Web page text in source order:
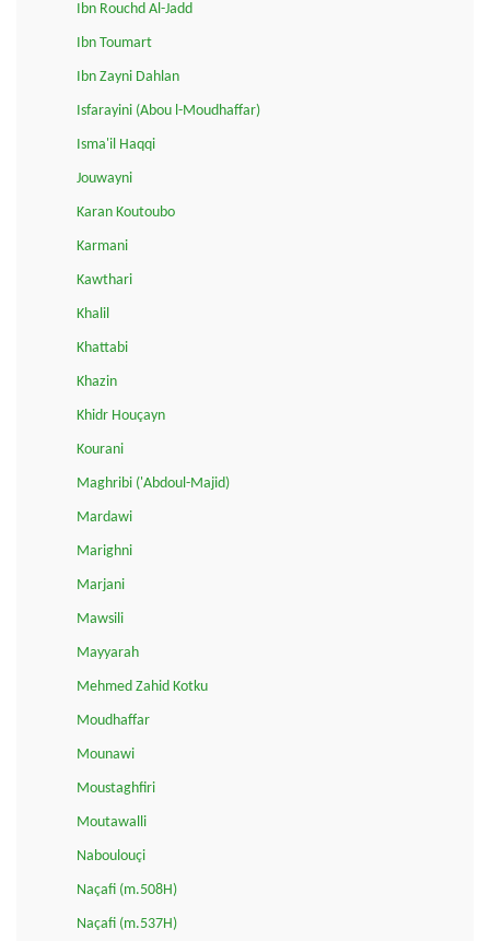
Ibn Rouchd Al-Jadd
Ibn Toumart
Ibn Zayni Dahlan
Isfarayini (Abou l-Moudhaffar)
Isma'il Haqqi
Jouwayni
Karan Koutoubo
Karmani
Kawthari
Khalil
Khattabi
Khazin
Khidr Houçayn
Kourani
Maghribi ('Abdoul-Majid)
Mardawi
Marighni
Marjani
Mawsili
Mayyarah
Mehmed Zahid Kotku
Moudhaffar
Mounawi
Moustaghfiri
Moutawalli
Naboulouçi
Naçafi (m.508H)
Naçafi (m.537H)